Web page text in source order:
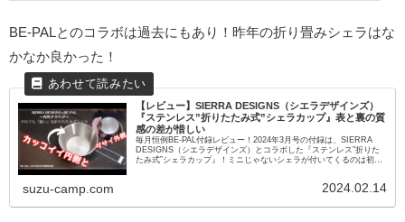
BE-PALとのコラボは過去にもあり！昨年の折り畳みシェラはな
かなか良かった！
【レビュー】SIERRA DESIGNS（シエラデザインズ）
『ステンレス”折りたたみ式”シェラカップ』表と裏の質
感の差が惜しい
毎月恒例BE-PAL付録レビュー！2024年3月号の付録は、SIERRA
DESIGNS（シエラデザインズ）とコラボした『ステンレス”折りた
たみ式”シェラカップ』！ミニじゃないシェラが付いてくるのは初め
suzu-camp.com 2024.02.14